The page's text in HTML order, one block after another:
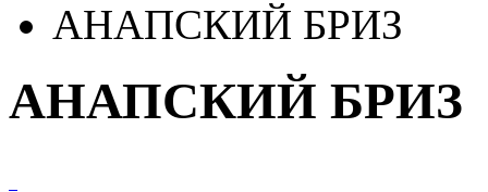
АНАПСКИЙ БРИЗ
АНАПСКИЙ БРИЗ